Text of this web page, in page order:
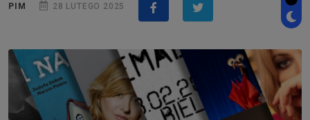
PIM 28 LUTEGO 2025